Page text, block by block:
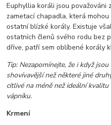
Euphyllia koráli jsou považováni
zametací chapadla, která
ostatní blízké korály. Existuje
ostatních členů svého rodu bez
dříve, patří sem oblíbené korály
Tip: Nezapomínejte, že i když
shovívavější než některé jiné
citlivé na méně než ideální
vápníku.
Krmení